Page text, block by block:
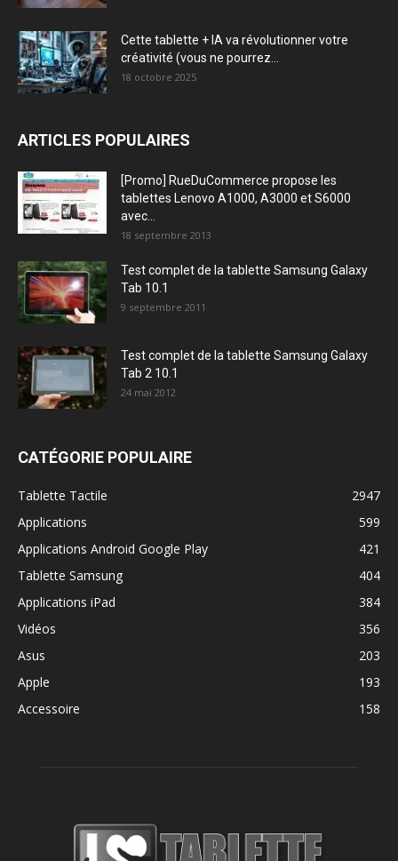
Cette tablette + IA va révolutionner votre
créativité (vous ne pourrez...
18 octobre 2025
ARTICLES POPULAIRES
[Promo] RueDuCommerce propose les
tablettes Lenovo A1000, A3000 et S6000
avec...
18 septembre 2013
Test complet de la tablette Samsung Galaxy
Tab 10.1
9 septembre 2011
Test complet de la tablette Samsung Galaxy
Tab 2 10.1
24 mai 2012
CATÉGORIE POPULAIRE
Tablette Tactile
2947
Applications
599
Applications Android Google Play
421
Tablette Samsung
404
Applications iPad
384
Vidéos
356
Asus
203
Apple
193
Accessoire
158